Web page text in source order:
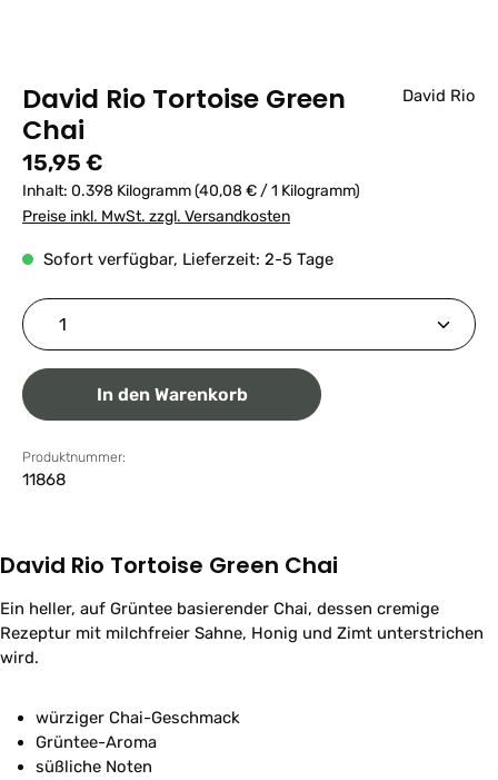
David Rio Tortoise Green
Chai
David Rio
Regulärer Preis:
15,95 €
Inhalt: 0.398 Kilogramm(40,08 € / 1 Kilogramm)
Preise inkl. MwSt. zzgl. Versandkosten
Sofort verfügbar, Lieferzeit: 2-5 Tage
Produkt Anzahl: Gib den gewünschten Wert ein
In den Warenkorb
Produktnummer:
11868
David Rio Tortoise Green Chai
Ein heller, auf Grüntee basierender Chai, dessen cremige
Rezeptur mit milchfreier Sahne, Honig und Zimt unterstrichen
wird.
würziger Chai-Geschmack
Grüntee-Aroma
süßliche Noten